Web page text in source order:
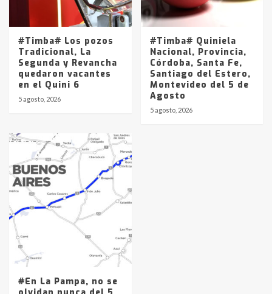
#Timba# Los pozos
Tradicional, La
Segunda y Revancha
quedaron vacantes
en el Quini 6
5 agosto, 2026
#Timba# Quiniela
Nacional, Provincia,
Córdoba, Santa Fe,
Santiago del Estero,
Montevideo del 5 de
Agosto
5 agosto, 2026
#En La Pampa, no se